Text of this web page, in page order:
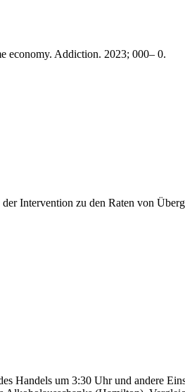
economy. Addiction. 2023; 000– 0.
Intervention zu den Raten von
Handels um 3:30 Uhr und andere